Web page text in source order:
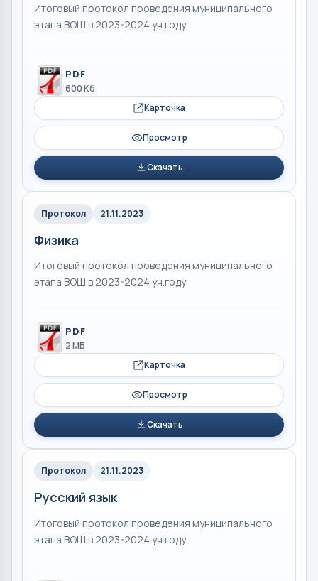
Итоговый протокол проведения муниципального
этапа ВОШ в 2023-2024 уч.году
PDF
600 Кб
Карточка
Просмотр
Скачать
Протокол 21.11.2023
Физика
Итоговый протокол проведения муниципального
этапа ВОШ в 2023-2024 уч.году
PDF
2 МБ
Карточка
Просмотр
Скачать
Протокол 21.11.2023
Русский язык
Итоговый протокол проведения муниципального
этапа ВОШ в 2023-2024 уч.году